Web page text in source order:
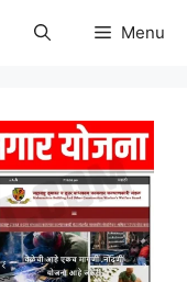
Menu